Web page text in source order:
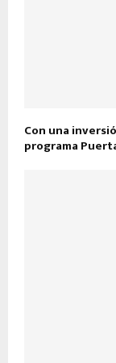
Con una
programa